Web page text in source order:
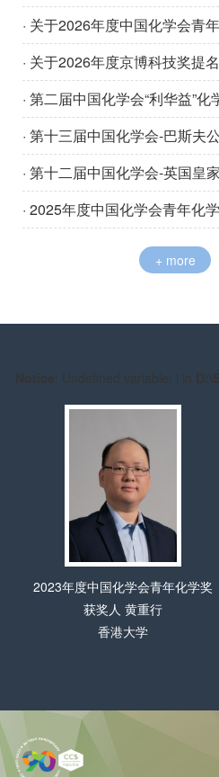
年化学奖推荐/申请工作的通知
· 关于2026年度中国化学会青
请工作的通知
· 关于2026年度京博科技奖提
知
· 第二届中国化学会“利华益”
名单
· 第十三届中国化学会-巴斯夫
新奖获奖者名单
· 第十二届中国化学会-英国皇
学奖获奖者名单
· 2025年度中国化学会青年化
+ more
2015年度中国化学会青年化学奖
获奖人 赵远锦
东南大学